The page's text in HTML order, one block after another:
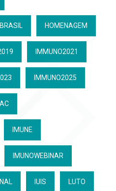
HOMENAGEM
IMMUNO2021
IMMUNO2025
IMUNE
IMUNOWEBINAR
IUIS LUTO